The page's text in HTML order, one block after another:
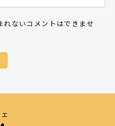
れないコメントはできませ